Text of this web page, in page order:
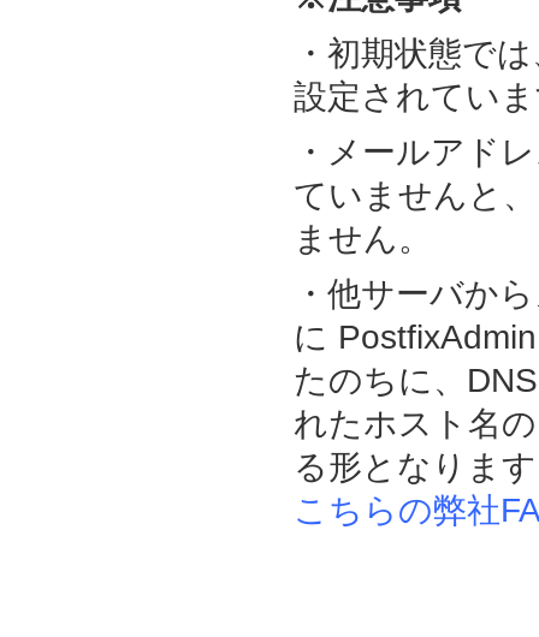
・初期状態で
設定されてい
・メールアド
ていませんと
ません。
・他サーバか
に
たのちに、
れたホスト名
る形となりま
こちらの弊社